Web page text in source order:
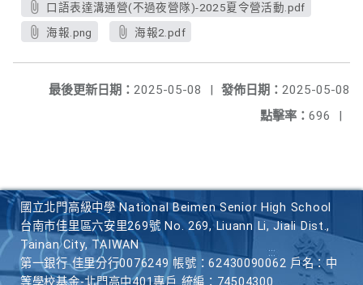
口語表達溝通營(不過夜營隊)-2025夏令營活動.pdf
海報.png
海報2.pdf
發佈日期： 2025-05-08
最後更新日期： 2025-05-08
|
點擊率： 696 |
國立北門高級中學 National Beimen Senior High School
台南市佳里區六安里269號 No. 269, Liuann Li, Jiali Dist.,
Tainan City, TAIWAN
第一銀行 佳里分行0076249 帳號：62430090062 戶名：中
等學校基金-北門高中401專戶 統編：74504300